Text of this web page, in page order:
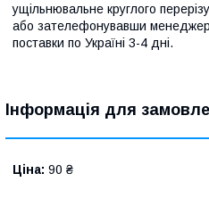
ущільнювальне круглого
або зателефонувавши
поставки по Україні 3-4 дні.
Інформація для
Ціна: 90 ₴